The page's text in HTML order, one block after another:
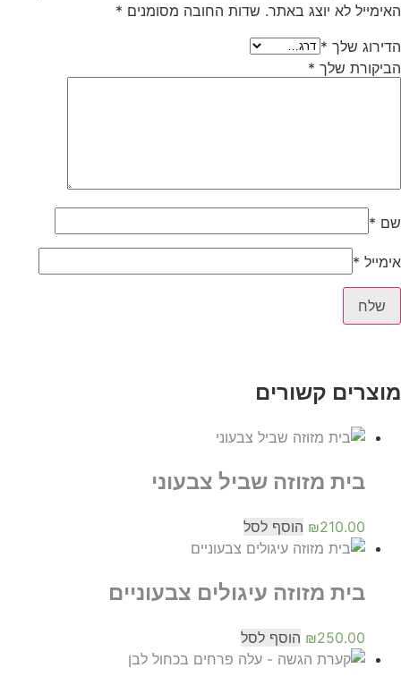
האימייל לא יוצג באתר. שדות החובה מסומנים *
הדירוג שלך *
הביקורת שלך *
שם *
אימייל *
מוצרים קשורים
בית מזוזה שביל צבעוני
₪210.00 הוסף לסל
בית מזוזה עיגולים צבעוניים
₪250.00 הוסף לסל